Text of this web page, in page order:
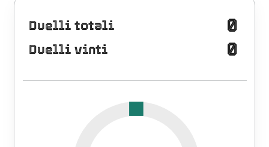
Duelli totali 0
Duelli vinti 0